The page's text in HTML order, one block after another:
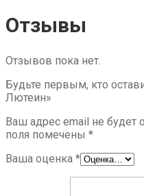
Отзывы
Отзывов пока нет.
Будьте первым, кто
Лютеин»
Ваш адрес email не будет
поля помечены *
Ваша оценка *